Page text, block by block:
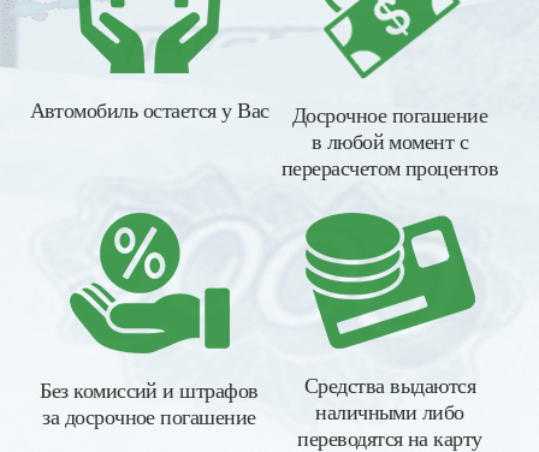
Автомобиль остается у Вас
Досрочное погашение
в любой момент с
перерасчетом процентов
Без комиссий и штрафов
за досрочное погашение
Средства выдаются
наличными либо
переводятся на карту